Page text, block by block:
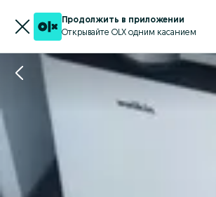
Продолжить в приложении
Открывайте OLX одним касанием